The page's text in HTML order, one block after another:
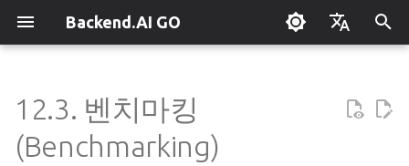
Backend.AI GO
한국어
기
Backend.AI GO 란?
맞춤형 대시보드
개요
개요
Hermes 설정
개요
병렬 요청 슬롯
Continuum Router
개요
개요
실행 가이드
관리자 가이드
왜 벤치마킹을 하나요?
Claude Code 사용하기
OpenClaw / NanoClaw 마이
그레이션
단축키
12.3. 벤치마킹
(Benchmarking)